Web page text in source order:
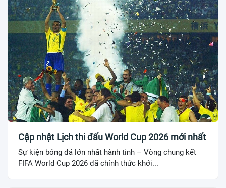
Cập nhật Lịch thi đấu World Cup 2026 mới nhất
Sự kiện bóng đá lớn nhất hành tinh – Vòng chung kết
FIFA World Cup 2026 đã chính thức khởi...